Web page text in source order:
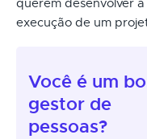
querem desenvolver
execução de um
Você é um
gestor de
pessoas?